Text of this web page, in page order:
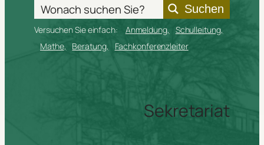
Suchen
Versuchen Sie einfach: Anmeldung
Schulleitung
Mathe
Beratung Fachkonferenzleiter
Sekretariat